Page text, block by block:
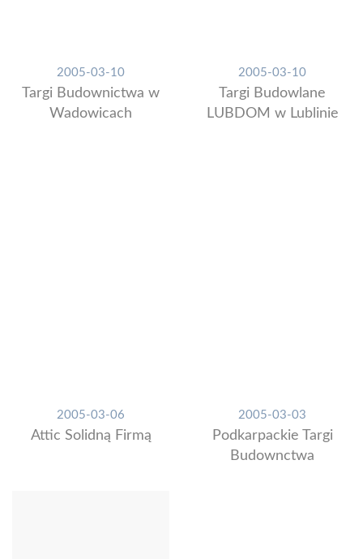
2005-03-10
Targi Budownictwa w
Wadowicach
2005-03-10
Targi Budowlane
LUBDOM w Lublinie
2005-03-06
Attic Solidną Firmą
2005-03-03
Podkarpackie Targi
Budownctwa